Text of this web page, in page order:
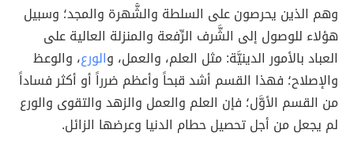
وهم الذين يحرصون على السلطة والشُّهرة والمجد؛ وسبيل
هؤلاء للوصول إلى الشَّرف الرِّفعة والمنزلة العالية على
العباد بالأمور الدينيَّة: مثل العلم، والعمل، والورع، والوعظ
والإصلاح؛ فهذا القسم أشد قبحاً وأعظم ضرراً أو أكثر فساداً
من القسم الأوَّل؛ فإن العلم والعمل والزهد والتقوى والورع
لم يجعل من أجل تحصيل حطام الدنيا وعرضها الزائل.